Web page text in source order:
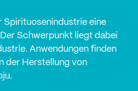
Spirituosenindustrie eine
Schwerpunkt liegt dabei
Anwendungen finden
der Herstellung von